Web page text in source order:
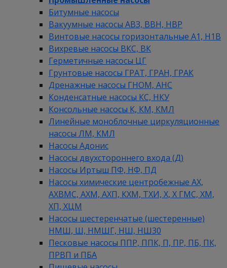
Битумные насосы
Вакуумные насосы АВЗ, ВВН, НВР
Винтовые насосы горизонтальные А1, Н1В
Вихревые насосы ВКС, ВК
Герметичные насосы ЦГ
Грунтовые насосы ГРАТ, ГРАН, ГРАК
Дренажные насосы ГНОМ, АНС
Конденсатные насосы КС, НКУ
Консольные насосы К, КМ, КМЛ
Линейные моноблочные циркуляционные
насосы ЛМ, КМЛ
Насосы Адонис
Насосы двухстороннего входа (Д)
Насосы Иртыш ПФ, НФ, ПД
Насосы химические центробежные АХ,
АХВМС, АХМ, АХП, КХМ, ТХИ, Х, Х ГМС, ХМ,
ХП, ХЦМ
Насосы шестеренчатые (шестеренные)
НМШ, Ш, НМШГ, НШ, НШ30
Песковые насосы ППР, ППК, П, ПР, ПБ, ПК,
ПРВП и ПБА